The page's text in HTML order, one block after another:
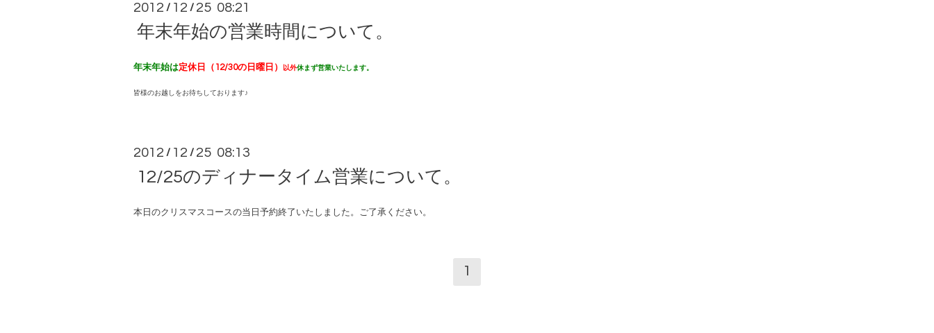
2012 / 12 / 25 08:21
年末年始の営業時間について。
年末年始は定休日（12/30の日曜日） 以外休まず営業いたします。
皆様のお越しをお待ちしております♪
2012 / 12 / 25 08:13
12/25のディナータイム営業について。
本日のクリスマスコースの当日予約終了いたしました。ご了承ください。
1